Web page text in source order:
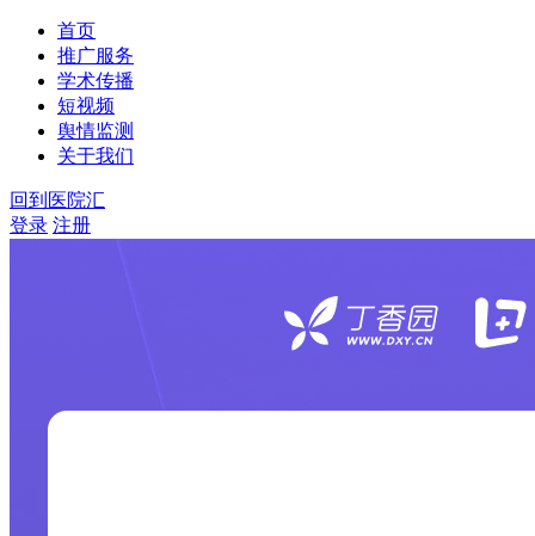
首页
推广服务
学术传播
短视频
舆情监测
关于我们
回到医院汇
登录 注册